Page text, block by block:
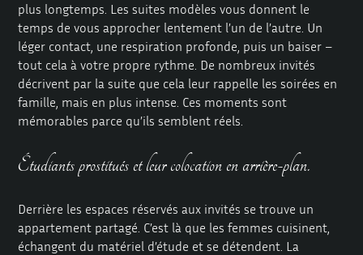
plus longtemps. Les suites modèles vous donnent le
temps de vous approcher lentement l’un de l’autre. Un
léger contact, une respiration profonde, puis un baiser –
tout cela à votre propre rythme. De nombreux invités
décrivent par la suite que cela leur rappelle les soirées en
famille, mais en plus intense. Ces moments sont
mémorables parce qu’ils semblent réels.
Étudiants prostitués et leur colocation en arrière-plan.
Derrière les espaces réservés aux invités se trouve un
appartement partagé. C’est là que les femmes cuisinent,
échangent du matériel d’étude et se détendent. La